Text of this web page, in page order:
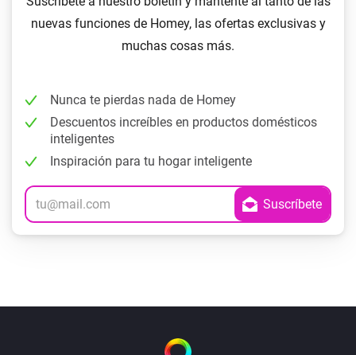
nuevas funciones de Homey, las ofertas exclusivas y
muchas cosas más.
Nunca te pierdas nada de Homey
Descuentos increíbles en productos domésticos
inteligentes
Inspiración para tu hogar inteligente